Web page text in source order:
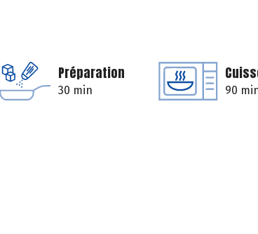
Préparation
30 min 90